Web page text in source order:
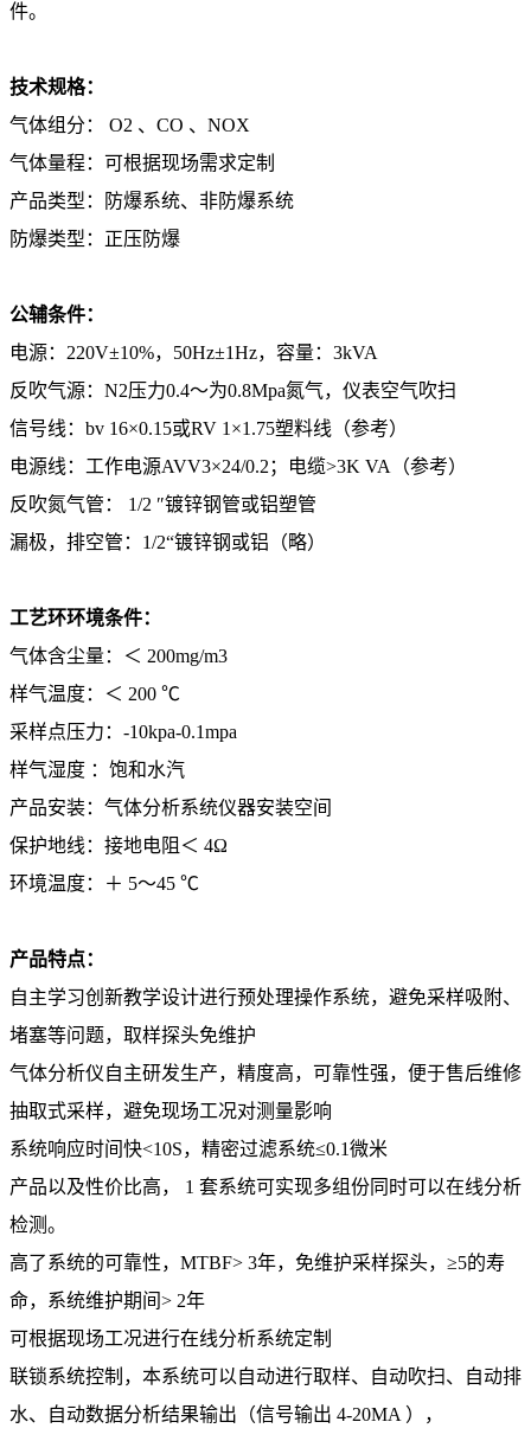
件。
技术规格：
气体组分： O2 、CO 、NOX
气体量程：可根据现场需求定制
产品类型：防爆系统、非防爆系统
防爆类型：正压防爆
公辅条件：
电源：220V±10%，50Hz±1Hz，容量：3kVA
反吹气源：N2压力0.4〜为0.8Mpa氮气，仪表空气吹扫
信号线：bv 16×0.15或RV 1×1.75塑料线（参考）
电源线：工作电源AVV3×24/0.2；电缆>3K VA（参考）
反吹氮气管： 1/2 ″镀锌钢管或铝塑管
漏极，排空管：1/2“镀锌钢或铝（略）
工艺环环境条件：
气体含尘量：＜ 200mg/m3
样气温度：＜ 200 ℃
采样点压力：-10kpa-0.1mpa
样气湿度 ：饱和水汽
产品安装：气体分析系统仪器安装空间
保护地线：接地电阻＜ 4Ω
环境温度：＋ 5～45 ℃
产品特点：
自主学习创新教学设计进行预处理操作系统，避免采样吸附、
堵塞等问题，取样探头免维护
气体分析仪自主研发生产，精度高，可靠性强，便于售后维修
抽取式采样，避免现场工况对测量影响
系统响应时间快<10S，精密过滤系统≤0.1微米
产品以及性价比高， 1 套系统可实现多组份同时可以在线分析
检测。
高了系统的可靠性，MTBF> 3年，免维护采样探头，≥5的寿
命，系统维护期间> 2年
可根据现场工况进行在线分析系统定制
联锁系统控制，本系统可以自动进行取样、自动吹扫、自动排
水、自动数据分析结果输出（信号输出 4-20MA ），